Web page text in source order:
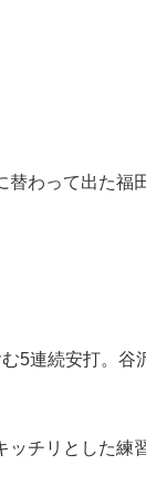
わって出た福田
連続安打。谷
チリとした練